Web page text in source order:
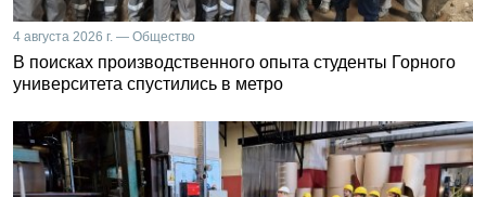
4 августа 2026 г. — Общество
В поисках производственного опыта студенты Горного
университета спустились в метро